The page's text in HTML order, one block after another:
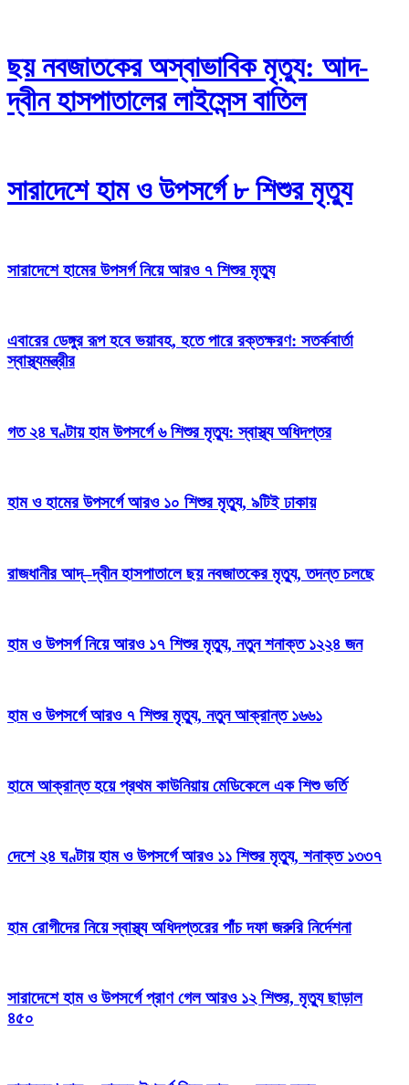
ছয় নবজাতকের অস্বাভাবিক মৃত্যু: আদ-
দ্বীন হাসপাতালের লাইসেন্স বাতিল
সারাদেশে হাম ও উপসর্গে ৮ শিশুর মৃত্যু
সারাদেশে হামের উপসর্গ নিয়ে আরও ৭ শিশুর মৃত্যু
এবারের ডেঙ্গুর রূপ হবে ভয়াবহ, হতে পারে রক্তক্ষরণ: সতর্কবার্তা
স্বাস্থ্যমন্ত্রীর
গত ২৪ ঘণ্টায় হাম উপসর্গে ৬ শিশুর মৃত্যু: স্বাস্থ্য অধিদপ্তর
হাম ও হামের উপসর্গে আরও ১০ শিশুর মৃত্যু, ৯টিই ঢাকায়
রাজধানীর আদ্–দ্বীন হাসপাতালে ছয় নবজাতকের মৃত্যু, তদন্ত চলছে
হাম ও উপসর্গ নিয়ে আরও ১৭ শিশুর মৃত্যু, নতুন শনাক্ত ১২২৪ জন
হাম ও উপসর্গে আরও ৭ শিশুর মৃত্যু, নতুন আক্রান্ত ১৬৬১
হামে আক্রান্ত হয়ে প্রথম কাউনিয়ায় মেডিকেলে এক শিশু ভর্তি
দেশে ২৪ ঘণ্টায় হাম ও উপসর্গে আরও ১১ শিশুর মৃত্যু, শনাক্ত ১৩৩৭
হাম রোগীদের নিয়ে স্বাস্থ্য অধিদপ্তরের পাঁচ দফা জরুরি নির্দেশনা
সারাদেশে হাম ও উপসর্গে প্রাণ গেল আরও ১২ শিশুর, মৃত্যু ছাড়াল
৪৫০